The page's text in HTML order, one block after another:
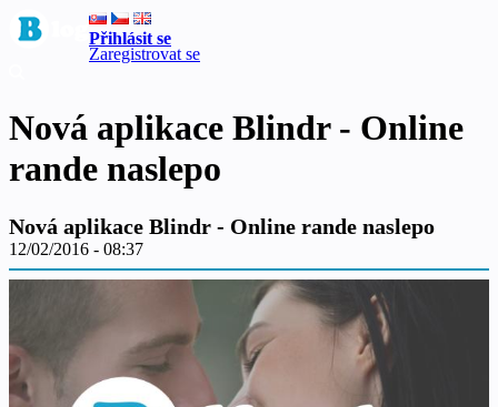
Přihlásit se
Zaregistrovat se
Nová aplikace Blindr - Online
rande naslepo
Nová aplikace Blindr - Online rande naslepo
12/02/2016 - 08:37